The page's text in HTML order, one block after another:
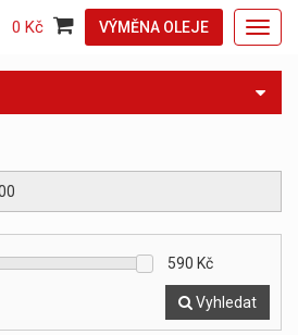
VÝMĚNA OLEJE
0 Kč
590 Kč
Vyhledat